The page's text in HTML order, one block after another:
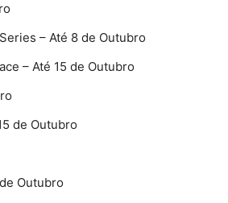
– Até 8 de Outubro
– Até 15 de Outubro
de Outubro
Outubro